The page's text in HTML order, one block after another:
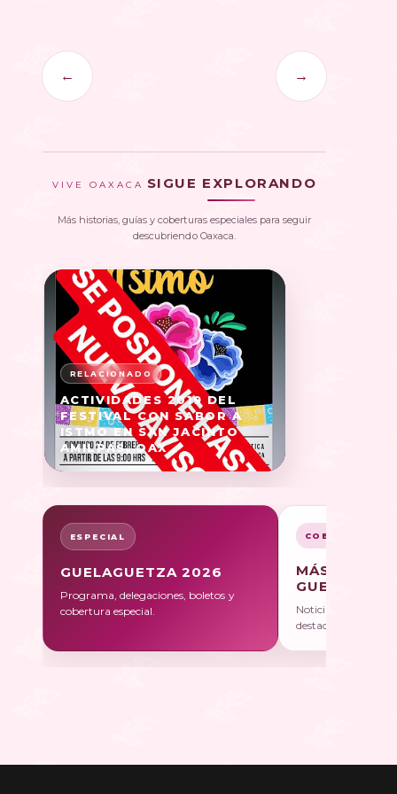
← →
VIVE OAXACA SIGUE EXPLORANDO
Más historias, guías y coberturas especiales para seguir
descubriendo Oaxaca.
ACTIVIDADES 2019 DEL
FESTIVAL CON SABOR A
ISTMO EN SAN JACINTO
AMILPAS, OAX
ESPECIAL
GUELAGUETZA 2026
Programa, delegaciones, boletos y
cobertura especial.
COBERTURA
MÁS SOBRE
Noticias, galerías y
destacadas.